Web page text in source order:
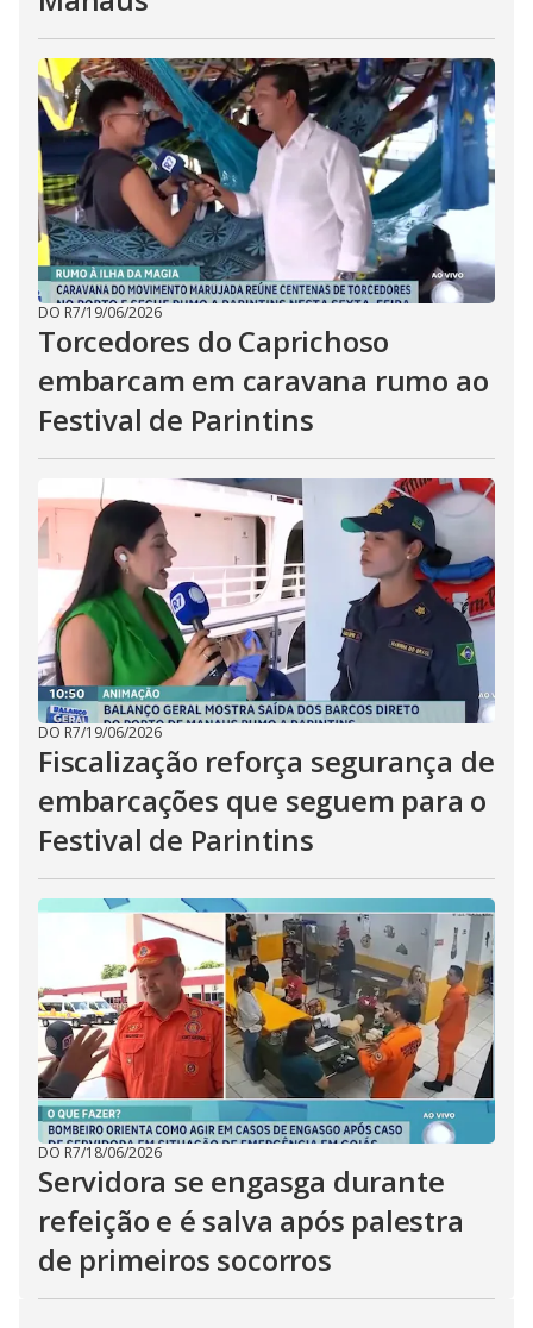
DO R7/19/06/2026
Torcedores do Caprichoso
embarcam em caravana rumo ao
Festival de Parintins
DO R7/19/06/2026
Fiscalização reforça segurança de
embarcações que seguem para o
Festival de Parintins
DO R7/18/06/2026
Servidora se engasga durante
refeição e é salva após palestra
de primeiros socorros